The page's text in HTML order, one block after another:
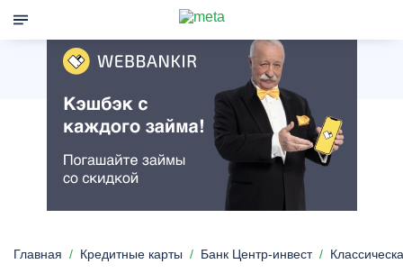
Главная Кредитные карты Банк Центр-инвест